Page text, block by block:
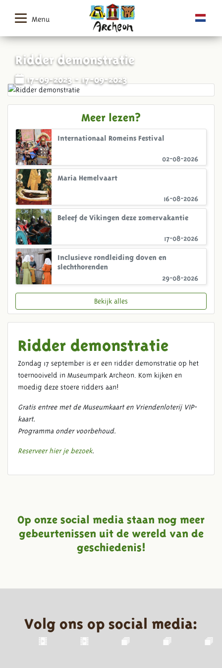
Menu
Ridder demonstratie
17-09-2023 - 17-09-2023
Ridder demonstratie
Zondag 17 september is er een ridder demonstratie op het
toernooiveld in Museumpark Archeon. Kom kijken en
moedig deze stoere ridders aan!
Gratis entree met de Museumkaart en Vriendenloterij VIP-
kaart.
Programma onder voorbehoud.
Reserveer hier je bezoek.
Meer lezen?
02-08-2026
Internationaal Romeins Festival
16-08-2026
Maria Hemelvaart
17-08-2026
Beleef de Vikingen deze zomervakantie
29-08-2026
Inclusieve rondleiding doven en
slechthorenden
Bekijk alles
Op onze social media staan nog meer
gebeurtenissen uit de wereld van de
geschiedenis!
Volg ons op social media: